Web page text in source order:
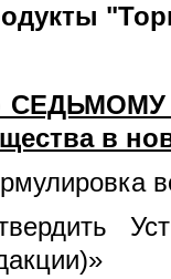
СЕДЬМОМУ
в